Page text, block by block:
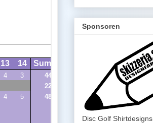
Sponsoren
Disc Golf Shirtdesigns